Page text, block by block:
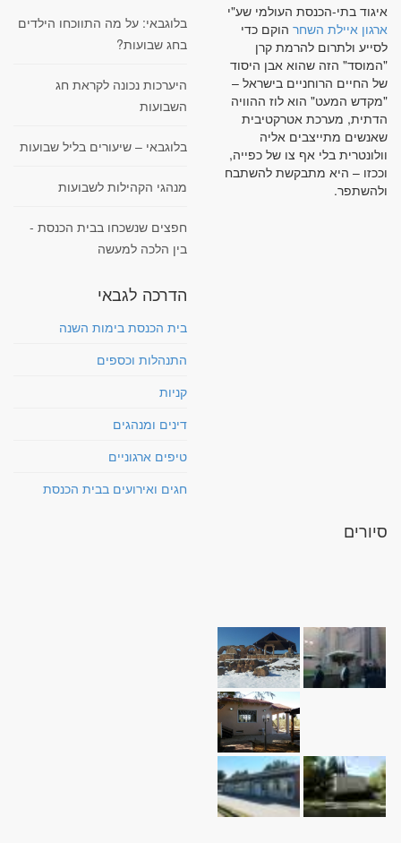
איגוד בתי-הכנסת העולמי שע"י
ארגון איילת השחר הוקם כדי
לסייע ולתרום להרמת קרן
"המוסד" הזה שהוא אבן היסוד
של החיים הרוחניים בישראל –
"מקדש המעט" הוא לוז ההוויה
הדתית, מערכת אטרקטיבית
שאנשים מתייצבים אליה
וולונטרית בלי אף צו של כפייה,
וככזו – היא מתבקשת להשתבח
ולהשתפר.
בלוגבאי: על מה התווכחו הילדים
בחג שבועות?
היערכות נכונה לקראת חג
השבועות
בלוגבאי – שיעורים בליל שבועות
מנהגי הקהילות לשבועות
חפצים שנשכחו בבית הכנסת -
בין הלכה למעשה
הדרכה לגבאי
בית הכנסת בימות השנה
התנהלות וכספים
קניות
דינים ומנהגים
טיפים ארגוניים
חגים ואירועים בבית הכנסת
סיורים